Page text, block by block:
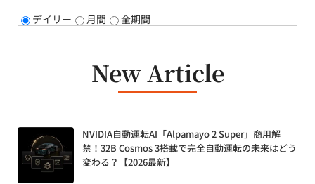
デイリー 月間 全期間
New Article
NVIDIA自動運転AI「Alpamayo 2 Super」商用解
禁！32B Cosmos 3搭載で完全自動運転の未来はどう
変わる？【2026最新】